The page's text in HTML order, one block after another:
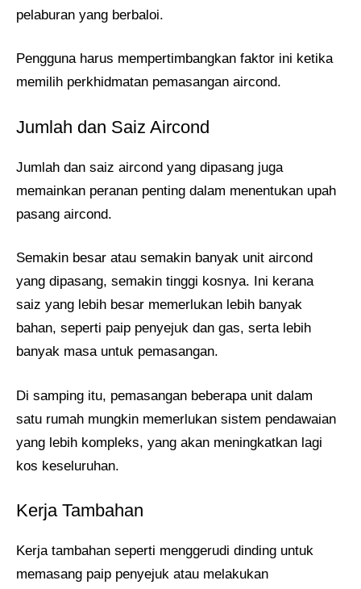
pelaburan yang berbaloi.
Pengguna harus mempertimbangkan faktor ini ketika
memilih perkhidmatan pemasangan aircond.
Jumlah dan Saiz Aircond
Jumlah dan saiz aircond yang dipasang juga
memainkan peranan penting dalam menentukan upah
pasang aircond.
Semakin besar atau semakin banyak unit aircond
yang dipasang, semakin tinggi kosnya. Ini kerana
saiz yang lebih besar memerlukan lebih banyak
bahan, seperti paip penyejuk dan gas, serta lebih
banyak masa untuk pemasangan.
Di samping itu, pemasangan beberapa unit dalam
satu rumah mungkin memerlukan sistem pendawaian
yang lebih kompleks, yang akan meningkatkan lagi
kos keseluruhan.
Kerja Tambahan
Kerja tambahan seperti menggerudi dinding untuk
memasang paip penyejuk atau melakukan